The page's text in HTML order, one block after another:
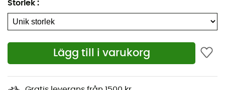
Storlek :
Lägg till i varukorg
Oavsett om det handlar om några kilometer eller en
lång upptäcktsfärd, kommer den topografiska kartan